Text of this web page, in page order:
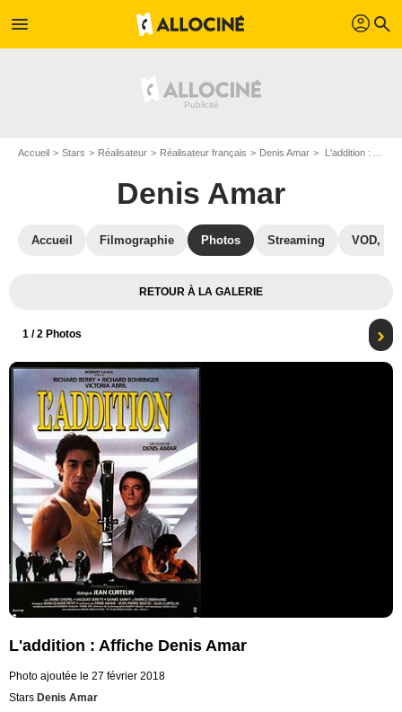
menu profil search
Accueil Stars Réalisateur Réalisateur français Denis Amar L'addition : Affiche Denis Amar
Denis Amar
Accueil Filmographie Photos Streaming VOD,
RETOUR À LA GALERIE
1 / 2 Photos
L'addition : Affiche Denis Amar
Photo ajoutée le 27 février 2018
Stars Denis Amar